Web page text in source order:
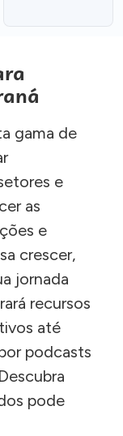
gama de
e
as
e
crescer,
jornada
recursos
até
podcasts
pode